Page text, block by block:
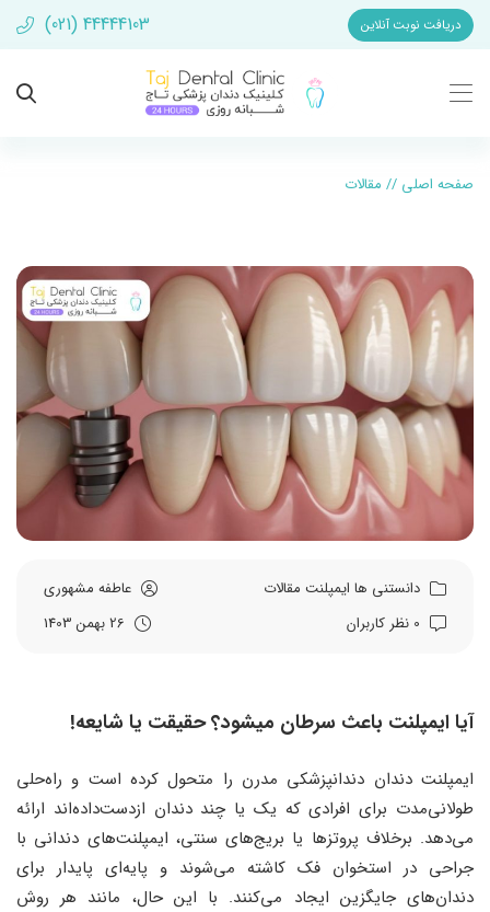
دریافت نوبت آنلاین (021) 44444103
صفحه اصلی // مقالات
دانستنی ها ایمپلنت مقالات
عاطفه مشهوری
آیا ایمپلنت باعث سرطان میشود؟ حقیقت یا شایعه!
ایمپلنت دندان دندانپزشکی مدرن را متحول کرده است و راه‌حلی
طولانی‌مدت برای افرادی که یک یا چند دندان ازدست‌داده‌اند ارائه
می‌دهد. برخلاف پروتزها یا بریج‌های سنتی، ایمپلنت‌های دندانی با
جراحی در استخوان فک کاشته می‌شوند و پایه‌ای پایدار برای
دندان‌های جایگزین ایجاد می‌کنند. با این حال، مانند هر روش